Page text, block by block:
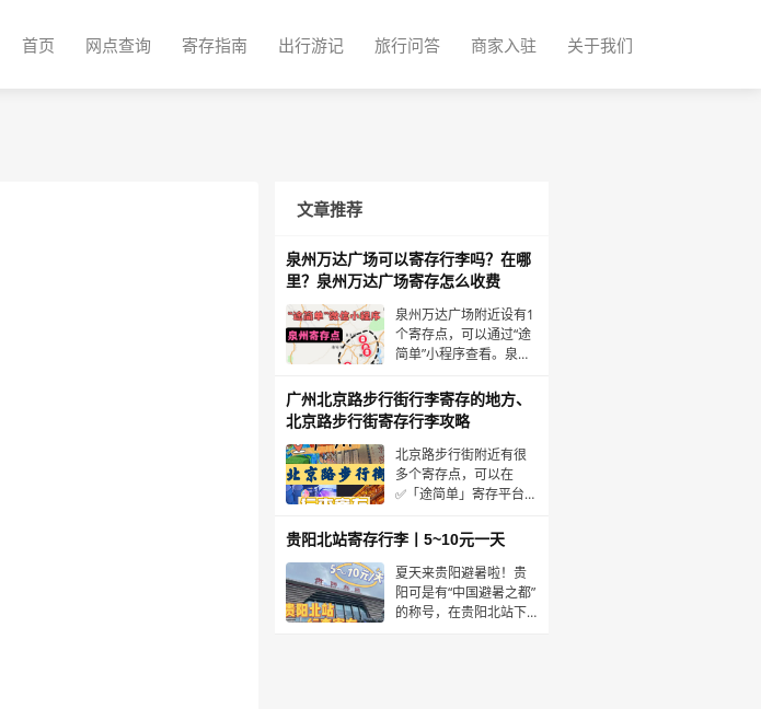
首页 网点查询 寄存指南 出行游记 旅行问答 商家入驻 关于我们
文章推荐
泉州万达广场可以寄存行李吗？在哪
里？泉州万达广场寄存怎么收费
泉州万达广场附近设有1
个寄存点，可以通过“途
简单”小程序查看。泉州
点，都可以在“途简单”上
查看。泉州万达广场附
近的1个寄存点如下:浦西
万达广场·寄存点:收费情
况:行李箱10元/天，背包
5元/天（
广州北京路步行街行李寄存的地方、
北京路步行街寄存行李攻略
北京路步行街附近有很
多个寄存点，可以在
✅「途简单」寄存平台，
到的寄存点信息👇⭕️北
京路地铁站·寄存点营业
时间：00:01~23:59位
置：距北京路地铁站A口
约50米，北京路步行街
贵阳北站寄存行李丨5~10元一天
夏天来贵阳避暑啦！贵
阳可是有“中国避暑之都”
的称号，在贵阳北站下